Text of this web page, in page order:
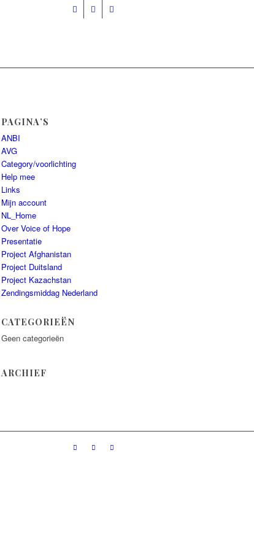
PAGINA’S
ANBI
AVG
Category/voorlichting
Help mee
Links
Mijn account
NL_Home
Over Voice of Hope
Presentatie
Project Afghanistan
Project Duitsland
Project Kazachstan
Zendingsmiddag Nederland
CATEGORIEËN
Geen categorieën
ARCHIEF